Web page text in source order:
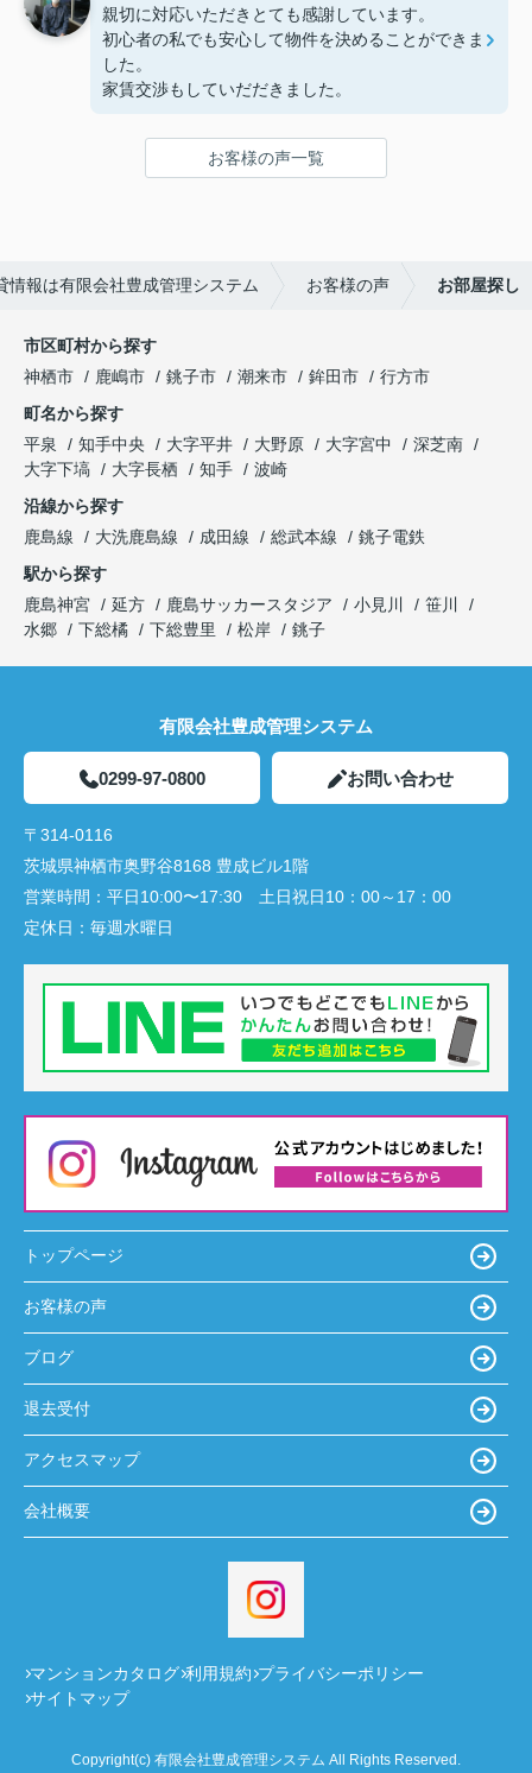
親切に対応いただきとても感謝しています。
初心者の私でも安心して物件を決めることができま
した。
家賃交渉もしていだだきました。
お客様の声一覧
情報は有限会社豊成管理システム お客様の声 お部屋探し
市区町村から探す
神栖市
鹿嶋市 銚子市 潮来市 鉾田市
行方市
町名から探す
平泉
知手中央 大字平井 大野原 大字宮中
深芝南
大字下塙
大字長栖 知手
波崎
沿線から探す
鹿島線
大洗鹿島線 成田線 総武本線
銚子電鉄
駅から探す
鹿島神宮
延方 鹿島サッカースタジア 小見川
笹川
水郷
下総橘 下総豊里 松岸 銚子
有限会社豊成管理システム
0299-97-0800 お問い合わせ
〒314-0116
茨城県神栖市奥野谷8168 豊成ビル1階
営業時間： 平日10:00〜17:30 土日祝日10：00～17：00
定休日： 毎週水曜日
トップページ
お客様の声
ブログ
退去受付
アクセスマップ
会社概要
マンションカタログ 利用規約 プライバシーポリシー
サイトマップ
Copyright(c) 有限会社豊成管理システム All Rights Reserved.